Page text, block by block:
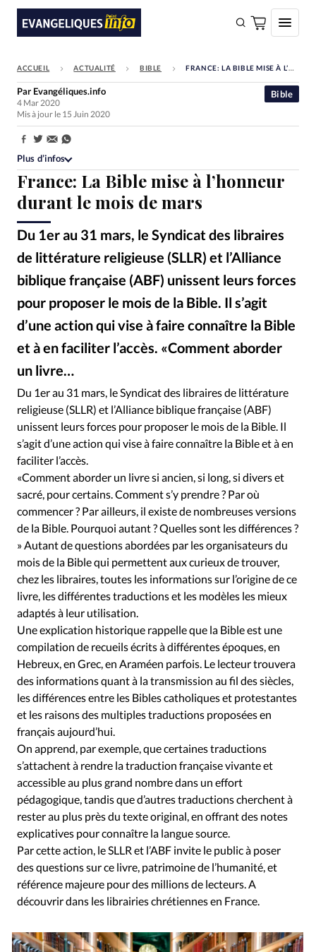
FAIRE UN DON
Faire un don
Société
Monde
Bible
Toute l'actualité
Se connecter
RUBRIQUES
Toute l'actualité Bible Culture
Economie
Eglises
Histoire Laicité
Liberté religieuse
Mission
Société
ACCUEIL ACTUALITÉ BIBLE FRANCE: LA BIBLE MISE À L’HONNEUR DURANT LE MOIS DE MARS
France: La Bible mise à l’honneur
durant le mois de mars
Du 1er au 31 mars, le Syndicat des libraires
de littérature religieuse (SLLR) et l’Alliance
biblique française (ABF) unissent leurs forces
pour proposer le mois de la Bible. Il s’agit
d’une action qui vise à faire connaître la Bible
et à en faciliter l’accès. «Comment aborder
un livre…
Bible
Par Evangéliques.info
4 Mar 2020
Mis à jour le 15 Juin 2020
Partager:
Plus d’infos
Du 1er au 31 mars, le Syndicat des libraires de littérature
religieuse (SLLR) et l’Alliance biblique française (ABF)
unissent leurs forces pour proposer le mois de la Bible. Il
s’agit d’une action qui vise à faire connaître la Bible et à en
faciliter l’accès.
«Comment aborder un livre si ancien, si long, si divers et
sacré, pour certains. Comment s’y prendre ? Par où
commencer ? Par ailleurs, il existe de nombreuses versions
de la Bible. Pourquoi autant ? Quelles sont les différences ?
» Autant de questions abordées par les organisateurs du
mois de la Bible qui permettent aux curieux de trouver,
chez les libraires, toutes les informations sur l’origine de ce
livre, les différentes traductions et les modèles les mieux
adaptés à leur utilisation.
Une explication historique rappelle que la Bible est une
compilation de recueils écrits à différentes époques, en
Hebreux, en Grec, en Araméen parfois. Le lecteur trouvera
des informations quant à la transmission au fil des siècles,
les différences entre les Bibles catholiques et protestantes
et les raisons des multiples traductions proposées en
français aujourd’hui.
On apprend, par exemple, que certaines traductions
s’attachent à rendre la traduction française vivante et
accessible au plus grand nombre dans un effort
pédagogique, tandis que d’autres traductions cherchent à
rester au plus près du texte original, en offrant des notes
explicatives pour connaître la langue source.
Par cette action, le SLLR et l’ABF invite le public à poser
des questions sur ce livre, patrimoine de l’humanité, et
référence majeure pour des millions de lecteurs. A
découvrir dans les librairies chrétiennes en France.